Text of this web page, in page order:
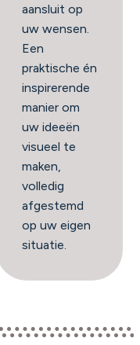
aansluit op
uw wensen.
Een
praktische én
inspirerende
manier om
uw ideeën
visueel te
maken,
volledig
afgestemd
op uw eigen
situatie.